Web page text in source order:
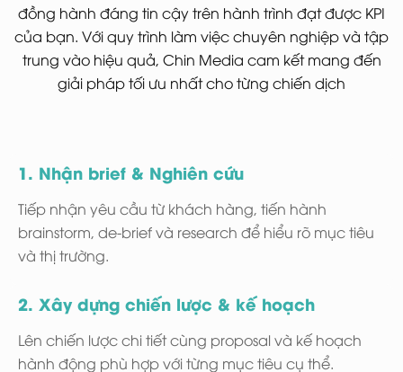
đồng hành đáng tin cậy trên hành trình đạt được KPI
của bạn. Với quy trình làm việc chuyên nghiệp và tập
trung vào hiệu quả, Chin Media cam kết mang đến
giải pháp tối ưu nhất cho từng chiến dịch
1. Nhận brief & Nghiên cứu
Tiếp nhận yêu cầu từ khách hàng, tiến hành
brainstorm, de-brief và research để hiểu rõ mục tiêu
và thị trường.
2. Xây dựng chiến lược & kế hoạch
Lên chiến lược chi tiết cùng proposal và kế hoạch
hành động phù hợp với từng mục tiêu cụ thể.